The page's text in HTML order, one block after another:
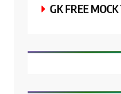
GK FREE